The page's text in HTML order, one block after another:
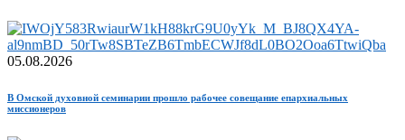
05.08.2026
В Омской духовной семинарии прошло рабочее совещание епархиальных
миссионеров